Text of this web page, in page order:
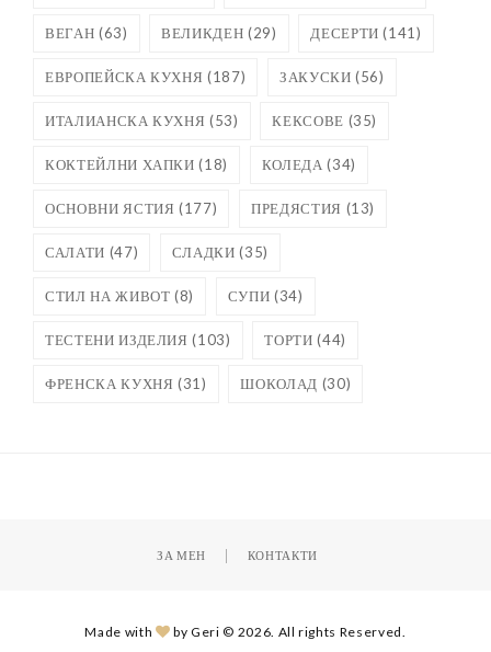
ВЕГАН (63) ВЕЛИКДЕН (29) ДЕСЕРТИ (141)
ЕВРОПЕЙСКА КУХНЯ (187) ЗАКУСКИ (56)
ИТАЛИАНСКА КУХНЯ (53) КЕКСОВЕ (35)
КОКТЕЙЛНИ ХАПКИ (18) КОЛЕДА (34)
ОСНОВНИ ЯСТИЯ (177) ПРЕДЯСТИЯ (13)
САЛАТИ (47) СЛАДКИ (35)
СТИЛ НА ЖИВОТ (8) СУПИ (34)
ТЕСТЕНИ ИЗДЕЛИЯ (103) ТОРТИ (44)
ФРЕНСКА КУХНЯ (31) ШОКОЛАД (30)
ЗА МЕН КОНТАКТИ
Made with by Geri © 2026. All rights Reserved.